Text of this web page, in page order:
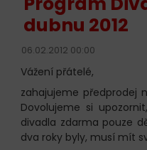
dubnu 2012
06.02.2012 00:00
Vážení přátelé,
zahajujeme předprodej
Dovolujeme si
divadla zdarma pouze
dva roky byly, musí mít